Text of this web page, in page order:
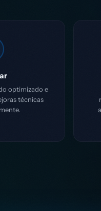
optimizado e
técnicas